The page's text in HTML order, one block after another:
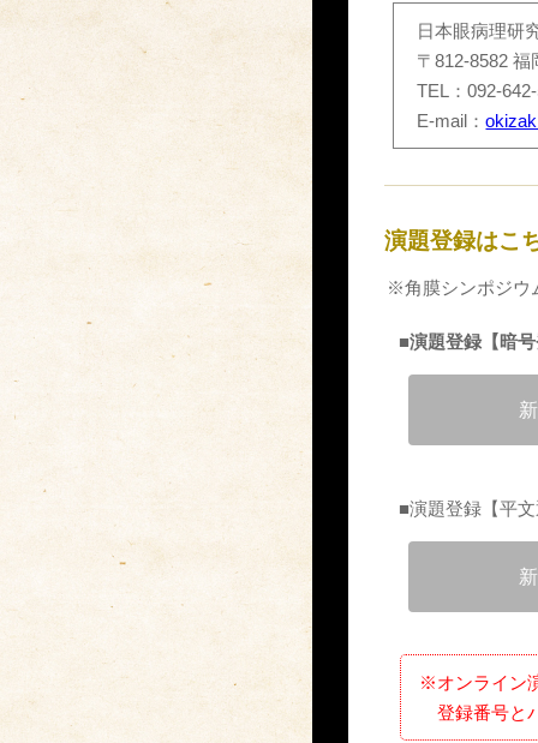
日本眼病理研
〒812-8582
TEL：092-
E-mail：
演題登録はこ
※角膜シンポジウ
■演題登録【暗
■演題登録【平
※オンライン
登録番号と